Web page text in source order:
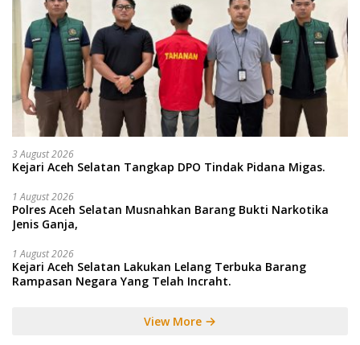
3 August 2026
Kejari Aceh Selatan Tangkap DPO Tindak Pidana Migas.
1 August 2026
Polres Aceh Selatan Musnahkan Barang Bukti Narkotika
Jenis Ganja,
1 August 2026
Kejari Aceh Selatan Lakukan Lelang Terbuka Barang
Rampasan Negara Yang Telah Incraht.
View More